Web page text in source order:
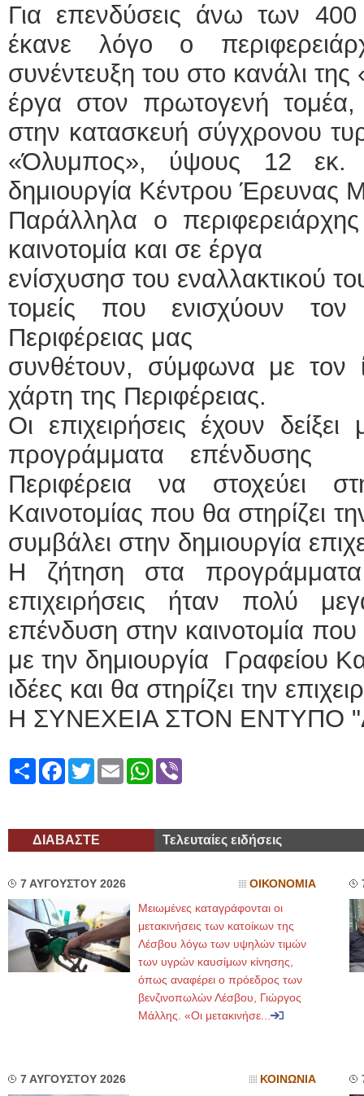
Για επενδύσεις άνω των
έκανε λόγο ο
συνέντευξη του στο κανάλι
έργα στον πρωτογενή
στην κατασκευή σύγχρονου
«Όλυμπος», ύψους 12
δημιουργία Κέντρου Έρευνας
Παράλληλα ο
καινοτομία και σε έργα
ενίσχυσησ του εναλλακτικού
τομείς που ενισχύουν
Περιφέρειας μας
συνθέτουν, σύμφωνα με τον
χάρτη της Περιφέρειας.
Οι επιχειρήσεις έχουν
προγράμματα επένδυσης
Περιφέρεια να στοχεύει
Καινοτομίας που θα στηρίζει
συμβάλει στην δημιουργία
Η ζήτηση στα
επιχειρήσεις ήταν πολύ
επένδυση στην καινοτομία που
με την δημιουργία Γραφείου
ιδέες και θα στηρίζει την
Η ΣΥΝΕΧΕΙΑ ΣΤΟΝ ΕΝΤΥΠΟ
ShareFacebook
TwitterEmailWhatsApp
ΔΙΑΒΑΣΤΕ Τελευταίες ειδήσεις
7 ΑΥΓΟΥΣΤΟΥ 2026 ΟΙΚΟΝΟΜΙΑ
Μειωμένες καταγράφονται οι
μετακινήσεις των κατοίκων της
Λέσβου λόγω των υψηλών τιμών
των υγρών καυσίμων κίνησης,
όπως αναφέρει ο πρόεδρος των
βενζινοπωλών Λέσβου, Γιώργος
Μάλλης. «Οι μετακινήσε...
7 ΑΥΓΟΥΣΤΟΥ 2026 ΚΟΙΝΩΝΙΑ